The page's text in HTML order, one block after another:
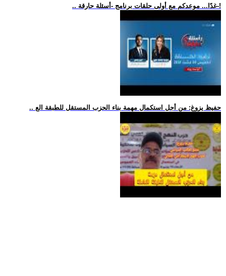
.. غدًا... موعدكم مع أولى حلقات برنامج -أسئلة حارقة-!
.. حفيظ يزوغ: من أجل استكمال مهمة بناء الحزب المستقل للطبقة الع